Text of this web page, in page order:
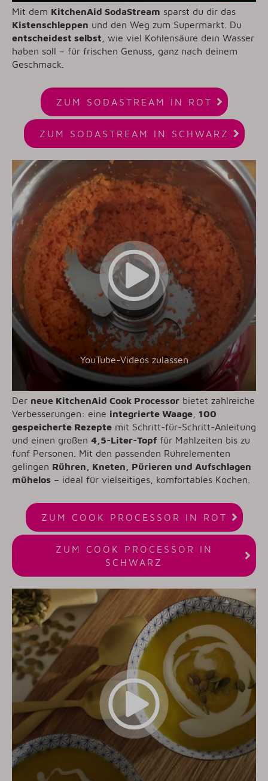
Mit dem KitchenAid SodaStream sparst du dir das
Kistenschleppen und den Weg zum Supermarkt. Du
entscheidest selbst , wie viel Kohlensäure dein Wasser
haben soll – für frischen Genuss, ganz nach deinem
Geschmack.

ZUM SODASTREAM IN ROT

ZUM SODASTREAM IN SCHWARZ
YouTube-Videos zulassen
Der neue KitchenAid Cook Processor bietet zahlreiche
Verbesserungen: eine integrierte Waage
100
gespeicherte Rezepte mit Schritt-für-Schritt-Anleitung
und einen großen 4,5-Liter-Topf für Mahlzeiten bis zu
fünf Personen. Mit den passenden Rührelementen
gelingen Rühren, Kneten, Pürieren und Aufschlagen
mühelos – ideal für vielseitiges, komfortables Kochen.

ZUM COOK PROCESSOR IN ROT

ZUM COOK PROCESSOR IN
SCHWARZ